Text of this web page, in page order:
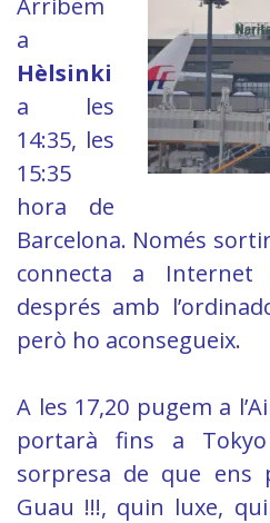
Arribem
a
Hèlsinki
a les
14:35, les
15:35
hora de
Barcelona. Només sortir
connecta a
després amb
però ho aconsegueix.
A les 17,20 pugem a
portarà fins a
sorpresa de que ens
Guau !!!, quin luxe,